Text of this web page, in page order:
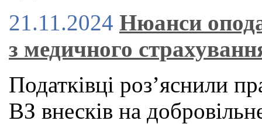
21.11.2024 Нюанси
з медичного
Податківці роз’яснили
ВЗ внесків на